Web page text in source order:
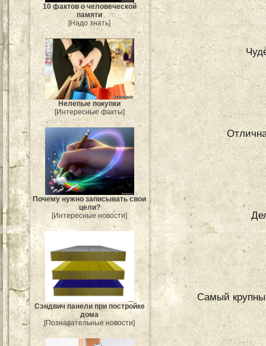
10 фактов о человеческой
памяти
[Надо знать]
Нелепые покупки
[Интересные факты]
Почему нужно записывать свои
цели?
[Интересные новости]
Сэндвич панели при постройке
дома
[Познавательные новости]
Самый